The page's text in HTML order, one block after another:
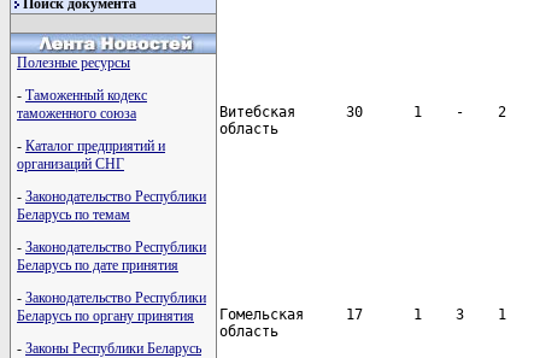
Поиск документа
Полезные ресурсы
- Таможенный кодекс
таможенного союза
- Каталог предприятий и
организаций СНГ
- Законодательство Республики
Беларусь по темам
- Законодательство Республики
Беларусь по дате принятия
- Законодательство Республики
Беларусь по органу принятия
- Законы Республики Беларусь
Витебская      30      1    -    2
область
Гомельская     17      1    3    1
область